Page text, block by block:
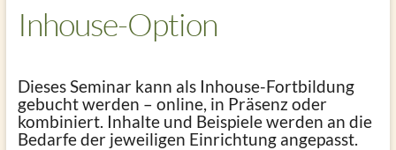
Inhouse-Option
Dieses Seminar kann als Inhouse-Fortbildung
gebucht werden – online, in Präsenz oder
kombiniert. Inhalte und Beispiele werden an die
Bedarfe der jeweiligen Einrichtung angepasst.